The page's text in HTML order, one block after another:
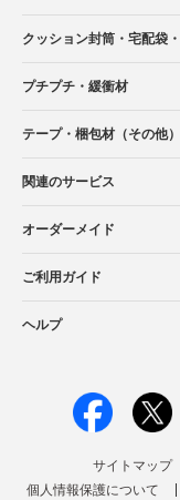
クッション封筒 ・宅配袋
プチプチ・緩衝材
テープ・梱包材（その他）
関連のサービス
オーダーメイド
ご利用ガイド
ヘルプ
サイトマップ
個人情報保護について